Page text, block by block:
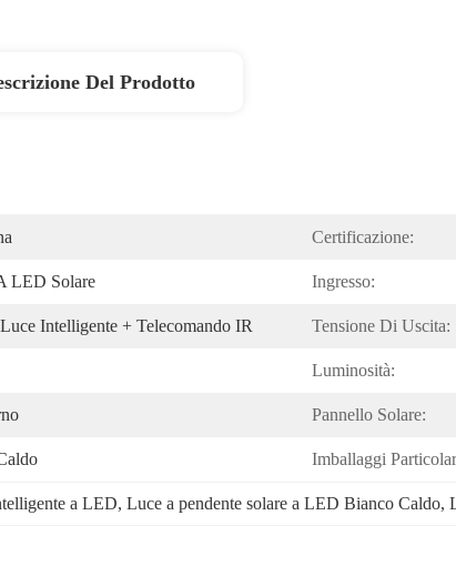
Del Prodotto
Certificazione:
LED Solare Ingresso:
Intelligente + Telecomando IR Tensione Di Uscita:
Luminosità:
Pannello Solare:
Imballaggi
a LED, Luce a pendente solare a LED Bianco Caldo,